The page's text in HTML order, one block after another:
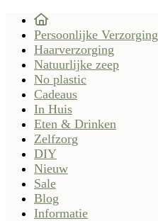
Persoonlijke Verzorging
Haarverzorging
Natuurlijke zeep
No plastic
Cadeaus
In Huis
Eten & Drinken
Zelfzorg
DIY
Nieuw
Sale
Blog
Informatie